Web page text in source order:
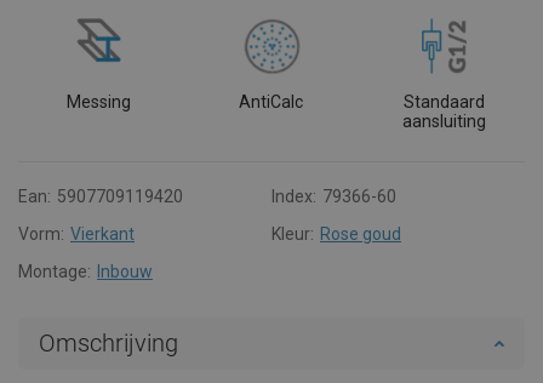
Messing AntiCalc
Standaard
aansluiting
Ean: 5907709119420 Index: 79366-60
Vorm: Vierkant Kleur: Rose goud
Montage:
Inbouw
Omschrijving